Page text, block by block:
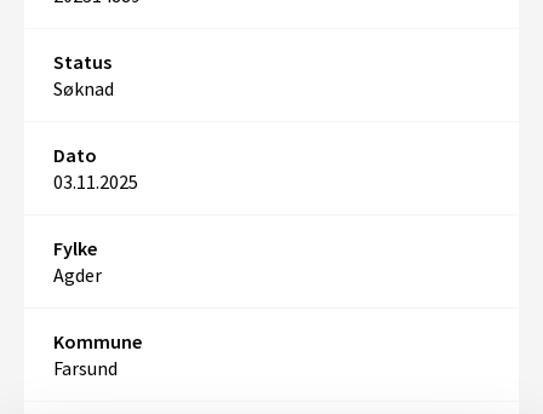
Status
Søknad
Dato
03.11.2025
Fylke
Agder
Kommune
Farsund